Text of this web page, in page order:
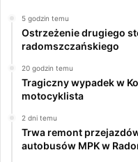
5 godzin temu
Ostrzeżenie drugiego
radomszczańskiego
20 godzin temu
Tragiczny wypadek w
motocyklista
2 dni temu
Trwa remont
autobusów MPK w